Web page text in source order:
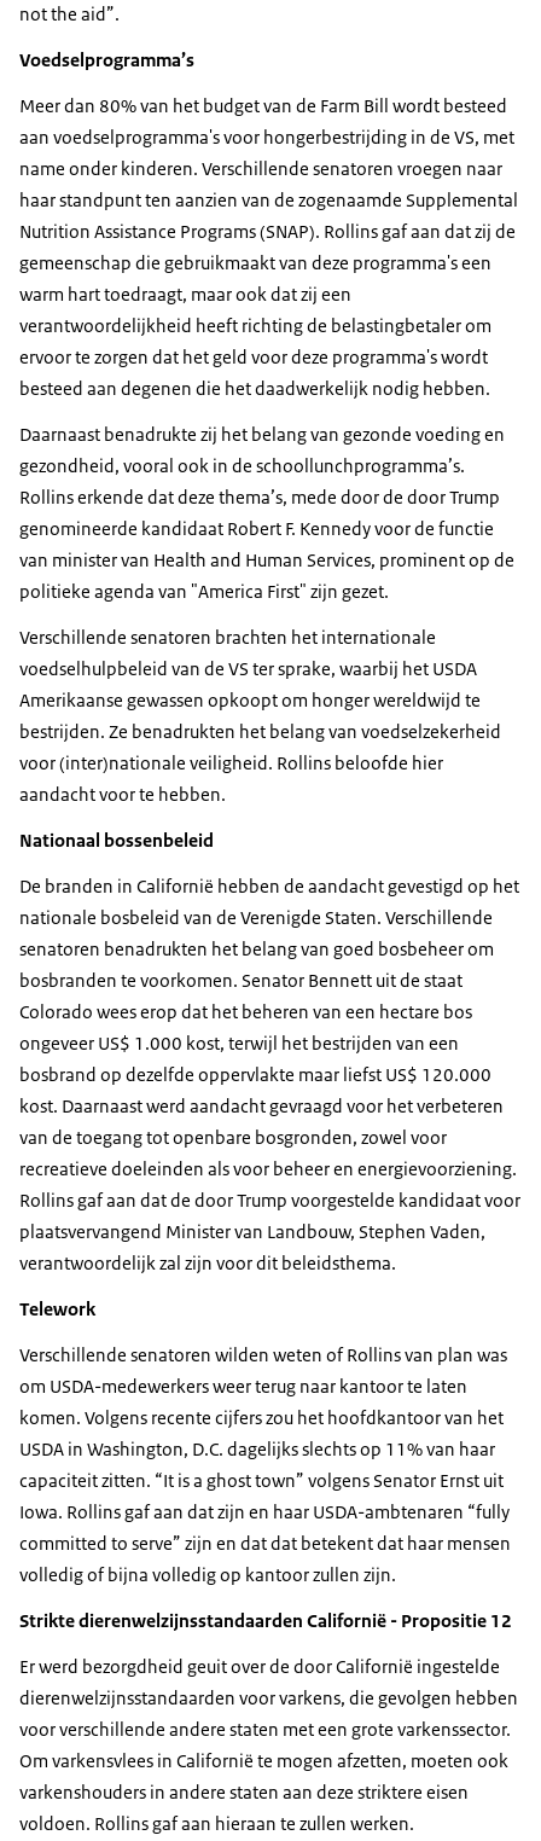
not the aid”.
Voedselprogramma’s
Meer dan 80% van het budget van de Farm Bill wordt besteed
aan voedselprogramma's voor hongerbestrijding in de VS, met
name onder kinderen. Verschillende senatoren vroegen naar
haar standpunt ten aanzien van de zogenaamde Supplemental
Nutrition Assistance Programs (SNAP). Rollins gaf aan dat zij de
gemeenschap die gebruikmaakt van deze programma's een
warm hart toedraagt, maar ook dat zij een
verantwoordelijkheid heeft richting de belastingbetaler om
ervoor te zorgen dat het geld voor deze programma's wordt
besteed aan degenen die het daadwerkelijk nodig hebben.
Daarnaast benadrukte zij het belang van gezonde voeding en
gezondheid, vooral ook in de schoollunchprogramma’s.
Rollins erkende dat deze thema’s, mede door de door Trump
genomineerde kandidaat Robert F. Kennedy voor de functie
van minister van Health and Human Services, prominent op de
politieke agenda van "America First" zijn gezet.
Verschillende senatoren brachten het internationale
voedselhulpbeleid van de VS ter sprake, waarbij het USDA
Amerikaanse gewassen opkoopt om honger wereldwijd te
bestrijden. Ze benadrukten het belang van voedselzekerheid
voor (inter)nationale veiligheid. Rollins beloofde hier
aandacht voor te hebben.
Nationaal bossenbeleid
De branden in Californië hebben de aandacht gevestigd op het
nationale bosbeleid van de Verenigde Staten. Verschillende
senatoren benadrukten het belang van goed bosbeheer om
bosbranden te voorkomen. Senator Bennett uit de staat
Colorado wees erop dat het beheren van een hectare bos
ongeveer US$ 1.000 kost, terwijl het bestrijden van een
bosbrand op dezelfde oppervlakte maar liefst US$ 120.000
kost. Daarnaast werd aandacht gevraagd voor het verbeteren
van de toegang tot openbare bosgronden, zowel voor
recreatieve doeleinden als voor beheer en energievoorziening.
Rollins gaf aan dat de door Trump voorgestelde kandidaat voor
plaatsvervangend Minister van Landbouw, Stephen Vaden,
verantwoordelijk zal zijn voor dit beleidsthema.
Telework
Verschillende senatoren wilden weten of Rollins van plan was
om USDA-medewerkers weer terug naar kantoor te laten
komen. Volgens recente cijfers zou het hoofdkantoor van het
USDA in Washington, D.C. dagelijks slechts op 11% van haar
capaciteit zitten. “It is a ghost town” volgens Senator Ernst uit
Iowa. Rollins gaf aan dat zijn en haar USDA-ambtenaren “fully
committed to serve” zijn en dat dat betekent dat haar mensen
volledig of bijna volledig op kantoor zullen zijn.
Strikte dierenwelzijnsstandaarden Californië - Propositie 12
Er werd bezorgdheid geuit over de door Californië ingestelde
dierenwelzijnsstandaarden voor varkens, die gevolgen hebben
voor verschillende andere staten met een grote varkenssector.
Om varkensvlees in Californië te mogen afzetten, moeten ook
varkenshouders in andere staten aan deze striktere eisen
voldoen. Rollins gaf aan hieraan te zullen werken.